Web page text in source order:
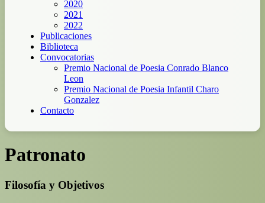
2020
2021
2022
Publicaciones
Biblioteca
Convocatorias
Premio Nacional de Poesia Conrado Blanco
Leon
Premio Nacional de Poesia Infantil Charo
Gonzalez
Contacto
Patronato
Filosofía y Objetivos